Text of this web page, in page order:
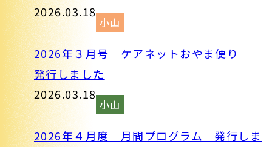
2026.03.18
小山
2026年３月号 ケアネットおやま便り
発行しました
2026.03.18
小山
2026年４月度 月間プログラム 発行しま